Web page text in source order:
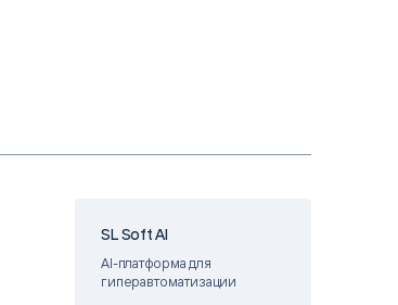
SL Soft AI
AI-платформа для
гиперавтоматизации